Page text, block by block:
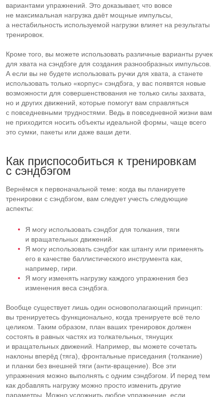
вариантами упражнений. Это доказывает, что вовсе
не максимальная нагрузка даёт мощные импульсы,
а нестабильность используемой нагрузки влияет на результаты
тренировок.
Кроме того, вы можете использовать различные варианты ручек
для хвата на сэндбэге для создания разнообразных импульсов.
А если вы не будете использовать ручки для хвата, а станете
использовать только «корпус» сэндбэга, у вас появятся новые
возможности для совершенствования не только силы захвата,
но и других движений, которые помогут вам справляться
с повседневными трудностями. Ведь в повседневной жизни вам
не приходится носить объекты идеальной формы, чаще всего
это сумки, пакеты или даже ваши дети.
Как приспособиться к тренировкам
с сэндбэгом
Вернёмся к первоначальной теме: когда вы планируете
тренировки с сэндбэгом, вам следует учесть следующие
аспекты:
Я могу использовать сэндбэг для толкания, тяги
и вращательных движений.
Я могу использовать сэндбэг как штангу или применять
его в качестве баллистического инструмента как,
например, гири.
Я могу изменять нагрузку каждого упражнения без
изменения веса сэндбэга.
Вообще существует лишь один основополагающий принцип:
вы тренируетесь функционально, когда тренируете всё тело
целиком. Таким образом, план ваших тренировок должен
состоять в равных частях из толкательных, тянущих
и вращательных движений. Например, вы можете сочетать
наклоны вперёд (тяга), фронтальные приседания (толкание)
и планки без внешней тяги (анти-вращение). Все эти
упражнения можно выполнять с одним сэндбэгом. И перед тем
как добавлять нагрузку можно просто изменить другие
параметры. Можно усложнить любое упражнение, если